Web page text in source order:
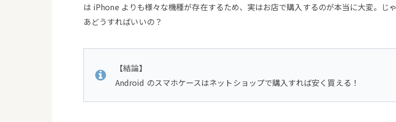
は iPhone よりも様々な機種が存在するため、実はお店で購入するのが本当に大変。じゃ
あどうすればいいの？
【結論】
Android のスマホケースはネットショップで購入すれば安く買える！